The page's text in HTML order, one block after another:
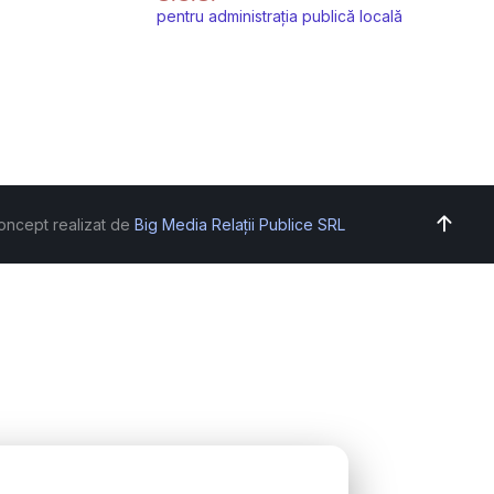
pentru administrația publică locală
realizat de Big Media Relații Publice SRL